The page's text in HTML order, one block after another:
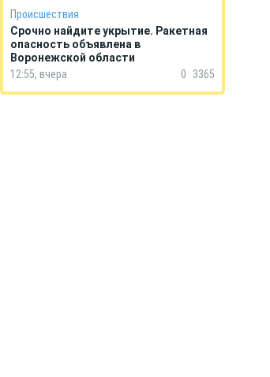
Происшествия
Срочно найдите укрытие. Ракетная
опасность объявлена в
Воронежской области
12:55, вчера
0 3365